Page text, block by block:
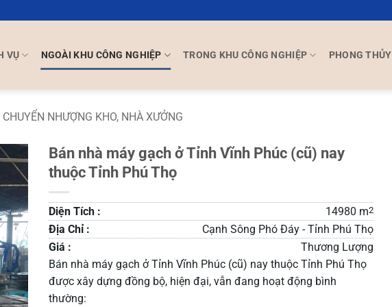
VỤ NGOÀI KHU CÔNG NGHIỆP TRONG KHU CÔNG NGHIỆP PHONG THỦY
CHUYỂN NHƯỢNG KHO, NHÀ XƯỞNG
Bán nhà máy gạch ở Tỉnh Vĩnh Phúc (cũ) nay
thuộc Tỉnh Phú Thọ
Diện Tích : 14980 m2
Địa Chỉ :
Cạnh Sông Phó Đáy - Tỉnh Phú Thọ
Giá :
Thương Lượng
Bán nhà máy gạch ở Tỉnh Vĩnh Phúc (cũ) nay thuộc Tỉnh Phú Thọ
được xây dựng đồng bộ, hiện đại, vẫn đang hoạt động bình
thường: